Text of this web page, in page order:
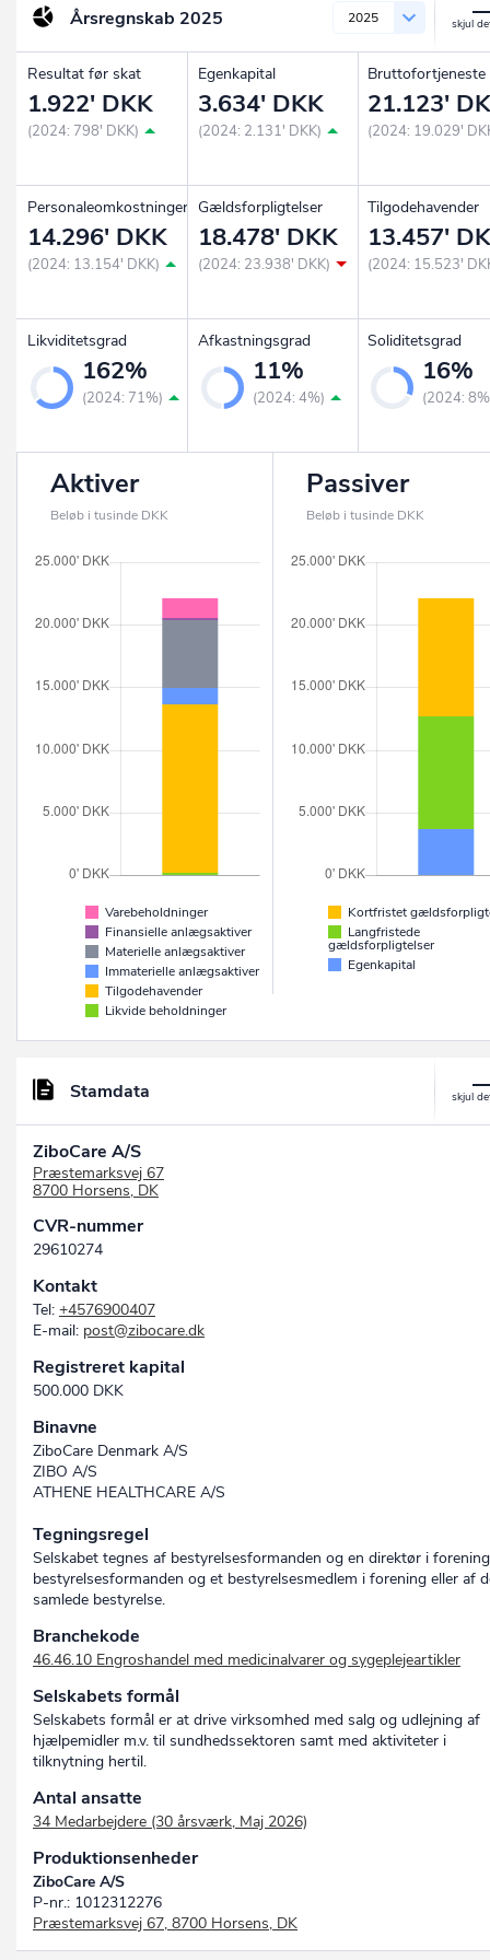
Årsregnskab 2025 2025
Resultat før skat
1.922' DKK
(2024: 798' DKK)
Egenkapital
3.634' DKK
(2024: 2.131' DKK)
Bruttofortjeneste
21.123'
(2024: 19.029'
Personaleomkostninger
14.296' DKK
(2024: 13.154' DKK)
Gældsforpligtelser
18.478' DKK
(2024: 23.938' DKK)
Tilgodehavender
13.457'
(2024: 15.523'
Likviditetsgrad
162%
(2024: 71%)
Afkastningsgrad
11%
(2024: 4%)
Soliditetsgrad
16%
(2024:
Aktiver
Beløb i tusinde DKK
Varebeholdninger
Finansielle anlægsaktiver
Materielle anlægsaktiver
Immaterielle anlægsaktiver
Tilgodehavender
Likvide beholdninger
Passiver
Beløb i tusinde DKK
Kortfristet
Langfristede
gældsforpligtelser
Egenkapital
Stamdata
ZiboCare A/S
Præstemarksvej 67
8700 Horsens, DK
CVR-nummer
29610274
Kontakt
Tel: +4576900407
E-mail: post@zibocare.dk
Registreret kapital
500.000 DKK
Binavne
ZiboCare Denmark A/S
ZIBO A/S
ATHENE HEALTHCARE A/S
Tegningsregel
Selskabet tegnes af bestyrelsesformanden og en direktør i
bestyrelsesformanden og et bestyrelsesmedlem i forening eller af
samlede bestyrelse.
Branchekode
46.46.10 Engroshandel med medicinalvarer og sygeplejeartikler
Selskabets formål
Selskabets formål er at drive virksomhed med salg og udlejning af
hjælpemidler m.v. til sundhedssektoren samt med aktiviteter i
tilknytning hertil.
Antal ansatte
34 Medarbejdere (30 årsværk, Maj 2026)
Produktionsenheder
ZiboCare A/S
P-nr.: 1012312276
Præstemarksvej 67, 8700 Horsens, DK